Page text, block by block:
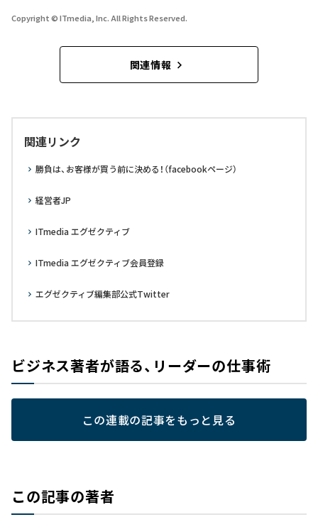
Copyright © ITmedia, Inc. All Rights Reserved.
関連情報
関連リンク
勝負は、お客様が買う前に決める！（facebookページ）
経営者JP
ITmedia エグゼクティブ
ITmedia エグゼクティブ会員登録
エグゼクティブ編集部公式Twitter
ビジネス著者が語る、リーダーの仕事術
この連載の記事をもっと見る
この記事の著者